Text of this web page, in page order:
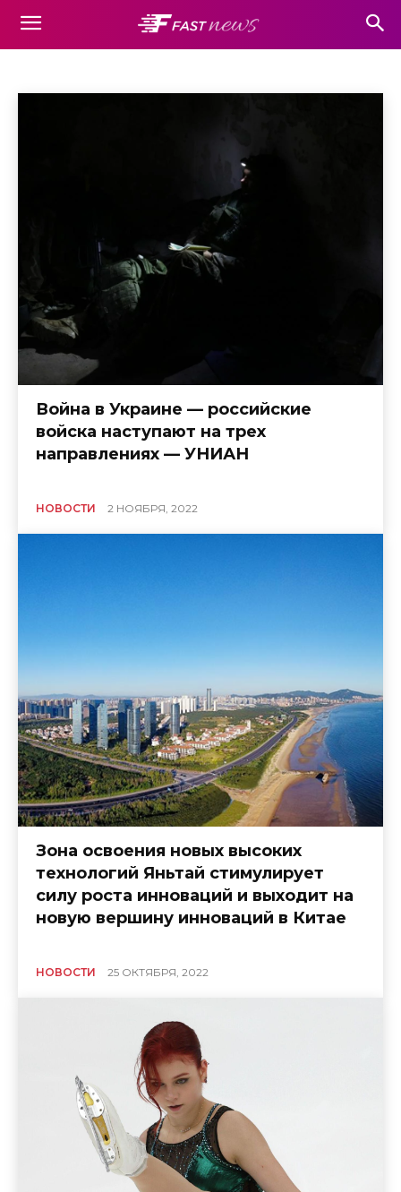
НОВОСТИ
Война в Украине — российские
войска наступают на трех
направлениях — УНИАН
НОВОСТИ 2 НОЯБРЯ, 2022
Зона освоения новых высоких
технологий Яньтай стимулирует
силу роста инноваций и выходит на
новую вершину инноваций в Китае
НОВОСТИ 25 ОКТЯБРЯ, 2022